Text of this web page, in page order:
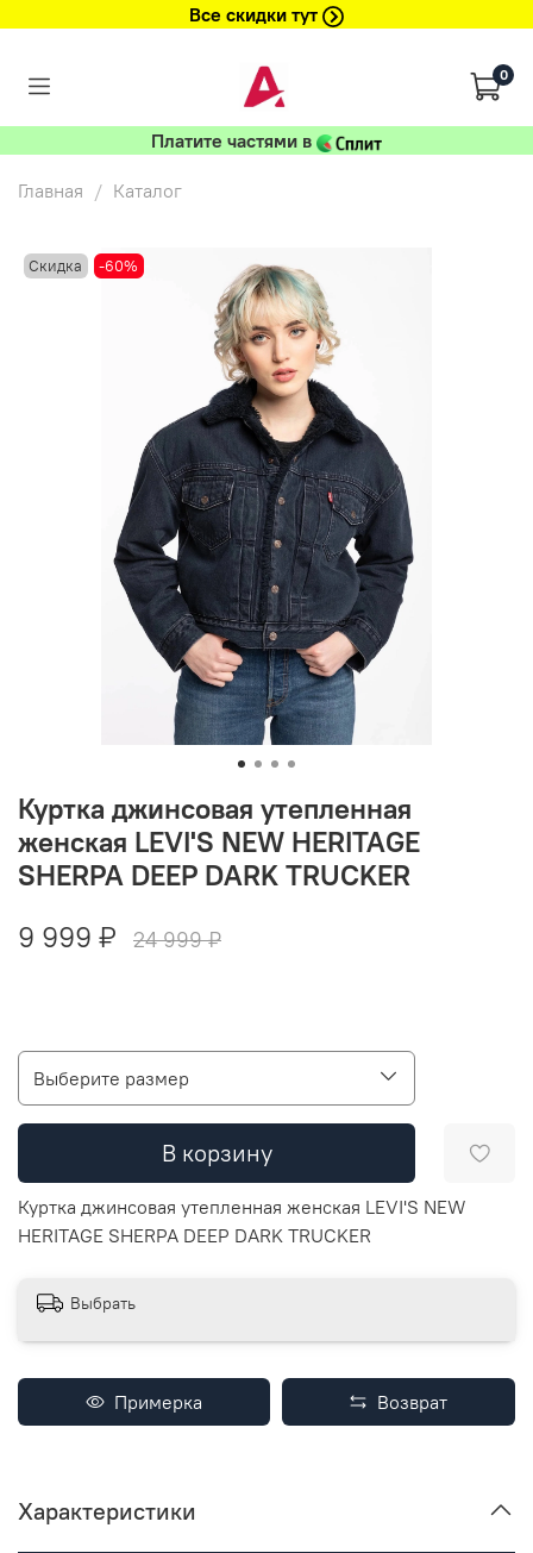
Все скидки тут
0
Платите частями в
Главная Каталог
Скидка -60%
Куртка джинсовая утепленная
женская LEVI'S NEW HERITAGE
SHERPA DEEP DARK TRUCKER
9 999 ₽
24 999 ₽
Выберите размер
В корзину
Куртка джинсовая утепленная женская LEVI'S NEW
HERITAGE SHERPA DEEP DARK TRUCKER
Выбрать
Примерка Возврат
Характеристики